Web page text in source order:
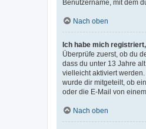
Benutzername, mit dem
Nach oben
Ich habe mich
Überprüfe zuerst, ob du
dass du unter 13 Jahre
vielleicht aktiviert
wurde dir mitgeteilt, ob
oder die E-Mail von
Nach oben